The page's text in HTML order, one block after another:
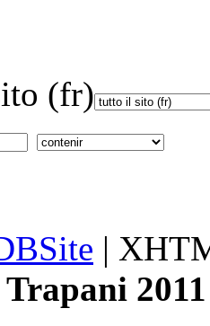
(fr)
|
2011